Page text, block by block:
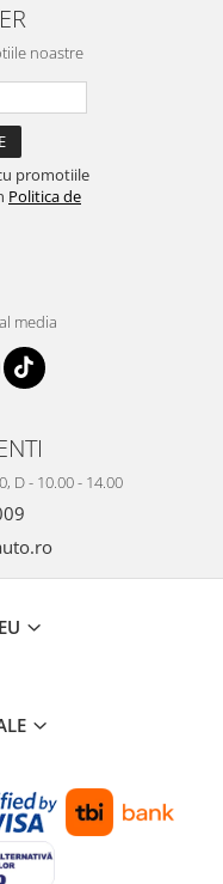
noastre
promotiile
Politica de
media
D - 10.00 - 14.00